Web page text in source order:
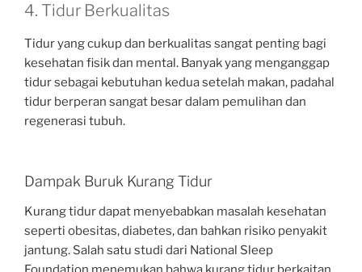
4. Tidur Berkualitas
Tidur yang cukup dan berkualitas sangat penting bagi
kesehatan fisik dan mental. Banyak yang menganggap
tidur sebagai kebutuhan kedua setelah makan, padahal
tidur berperan sangat besar dalam pemulihan dan
regenerasi tubuh.
Dampak Buruk Kurang Tidur
Kurang tidur dapat menyebabkan masalah kesehatan
seperti obesitas, diabetes, dan bahkan risiko penyakit
jantung. Salah satu studi dari National Sleep